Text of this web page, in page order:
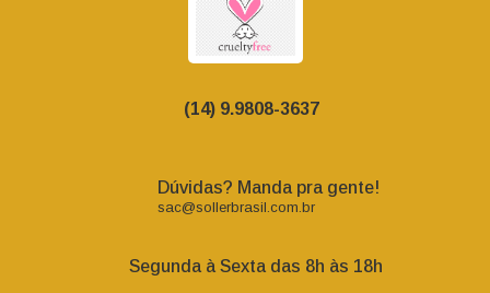
(14) 9.9808-3637
Dúvidas? Manda pra gente!
sac@sollerbrasil.com.br
Segunda à Sexta das 8h às 18h